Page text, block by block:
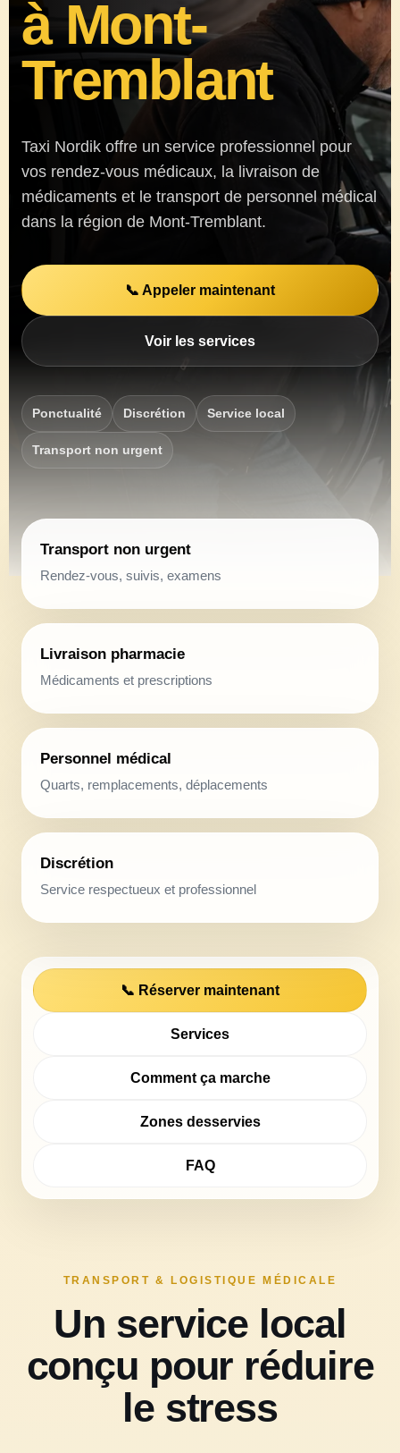
📞 819-219-0911
à Mont-
Tremblant
Taxi Nordik offre un service professionnel pour
vos rendez-vous médicaux, la livraison de
médicaments et le transport de personnel médical
dans la région de Mont-Tremblant.
📞 Appeler maintenant
Voir les services
Ponctualité Discrétion Service local
Transport non urgent
Transport non urgent
Rendez-vous, suivis, examens
Livraison pharmacie
Médicaments et prescriptions
Personnel médical
Quarts, remplacements, déplacements
Discrétion
Service respectueux et professionnel
📞 Réserver maintenant
Services
Comment ça marche
Zones desservies
FAQ
TRANSPORT & LOGISTIQUE MÉDICALE
Un service local
conçu pour réduire
le stress